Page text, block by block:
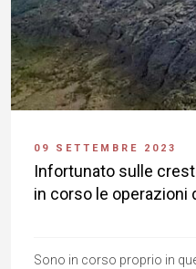
09 SETTEMBRE 2023
Infortunato sulle
in corso le operazioni
Sono in corso proprio in